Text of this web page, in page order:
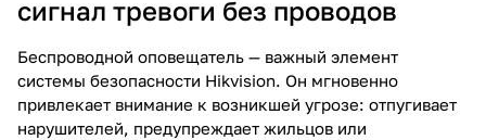
сигнал тревоги без проводов
Беспроводной оповещатель — важный элемент
системы безопасности Hikvision. Он мгновенно
привлекает внимание к возникшей угрозе: отпугивает
нарушителей, предупреждает жильцов или